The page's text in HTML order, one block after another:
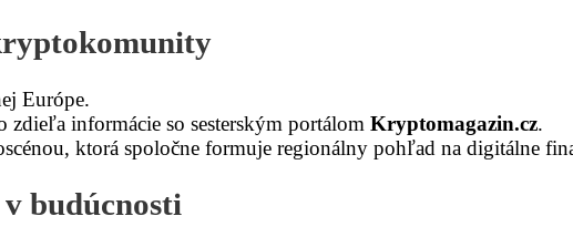
Európe.
zdieľa informácie so sesterským portálom Kryptomagazin.cz.
ktorá spoločne formuje regionálny pohľad na digitálne
budúcnosti